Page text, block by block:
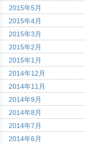
2015年5月
2015年4月
2015年3月
2015年2月
2015年1月
2014年12月
2014年11月
2014年9月
2014年8月
2014年7月
2014年6月